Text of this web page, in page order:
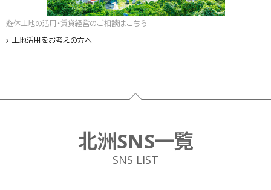
遊休土地の活用・賃貸経営のご相談はこちら
土地活用をお考えの方へ
フッター
北洲SNS一覧
SNS LIST